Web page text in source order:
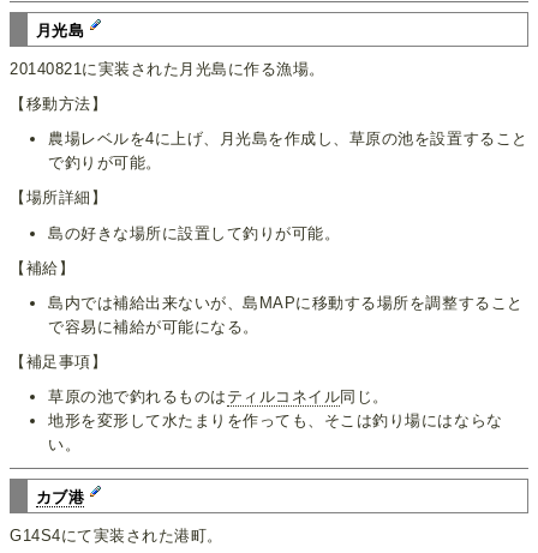
月光島
20140821に実装された月光島に作る漁場。
【移動方法】
農場レベルを4に上げ、月光島を作成し、草原の池を設置すること
で釣りが可能。
【場所詳細】
島の好きな場所に設置して釣りが可能。
【補給】
島内では補給出来ないが、島MAPに移動する場所を調整すること
で容易に補給が可能になる。
【補足事項】
草原の池で釣れるものは ティルコネイル同じ。
地形を変形して水たまりを作っても、そこは釣り場にはならな
い。
カブ港
G14S4にて実装された港町。